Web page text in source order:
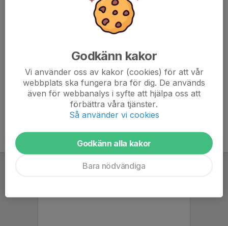
Svara på kallelsen snarast, och notera tid för samling.
vastergotland.svenskfotboll.se/rs/spelprogram/pojkar-
div-16-sam-2-gr-26---gerdskens-bk-svart-23/136944/
Godkänn kakor
Vi använder oss av kakor (cookies) för att vår
webbplats ska fungera bra för dig. De används
även för webbanalys i syfte att hjälpa oss att
förbättra våra tjänster.
Så använder vi cookies
Godkänn alla kakor
Bara nödvändiga